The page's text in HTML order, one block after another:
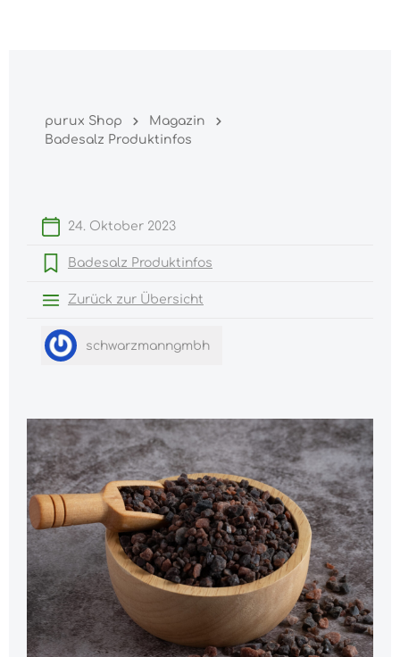
purux Shop
Magazin
Badesalz Produktinfos
24. Oktober 2023
Badesalz Produktinfos
Zurück zur Übersicht
schwarzmanngmbh